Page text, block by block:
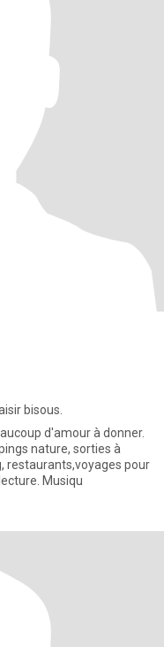
bisous.
nature, sorties à
restaurants,voyages pour
Musiqu